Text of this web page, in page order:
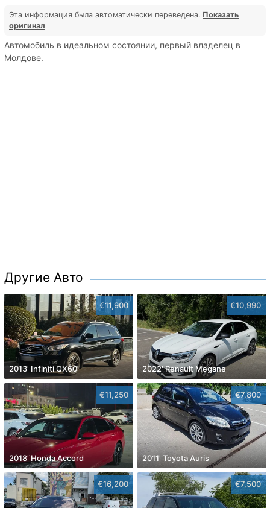
Эта информация была автоматически переведена. Показать
оригинал
Автомобиль в идеальном состоянии, первый владелец в
Молдове.
Другие Авто
€11,900
2013' Infiniti QX60
€10,990
2022' Renault Megane
€11,250
2018' Honda Accord
€7,800
2011' Toyota Auris
€16,200 €7,500